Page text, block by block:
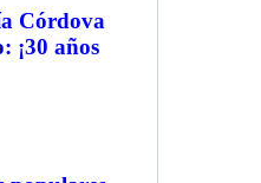
Córdova
¡30 años